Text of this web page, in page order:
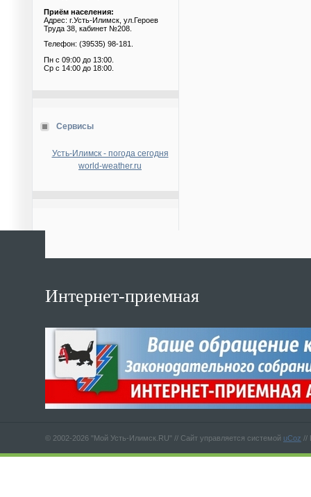
Приём населения:
Адрес: г.Усть-Илимск, ул.Героев
Труда 38, кабинет №208.
Телефон: (39535) 98-181.
Пн с 09:00 до 13:00.
Ср с 14:00 до 18:00.
Сервисы
Усть-Илимск - погода сегодня
world-weather.ru
Интернет-приемная
© 2002-2026 "Мой Усть-Илимск.RU" // Сайт управляется системой uCoz //